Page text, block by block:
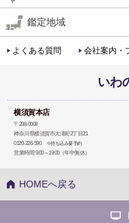
鑑定地域
よくある質問 会社案内・
いわ
横須賀本店
〒238-0008
神奈川県横須賀市大滝町2丁目21
0120-226-590
※持ち込み要予約
営業時間 9:00～19:00（年中無休）
HOMEへ戻る